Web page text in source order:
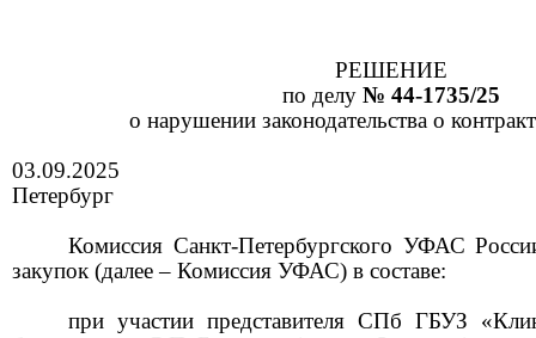
РЕШЕНИЕ
по делу № 44-1735/25
о нарушении законодательства о
03.09.2025
Петербург
Комиссия Санкт-Петербургского УФАС
закупок (далее – Комиссия УФАС) в составе:
при участии представителяСПбГБУЗ «